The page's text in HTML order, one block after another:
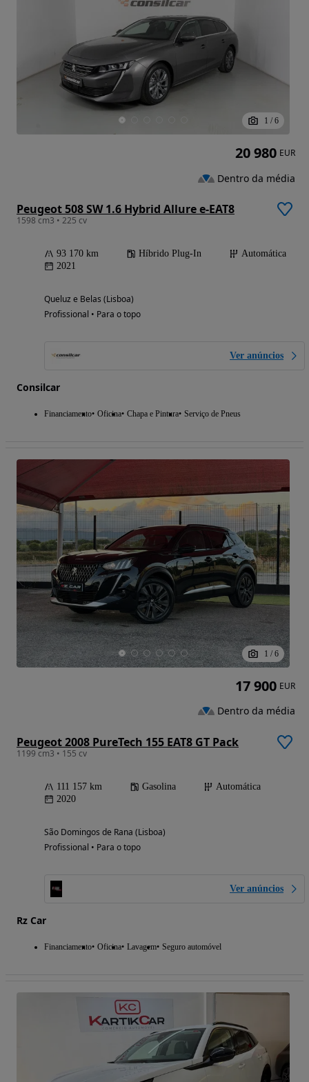
1 / 6
Peugeot 508 SW 1.6 Hybrid Allure e-EAT8
1598 cm3 • 225 cv
93 170 km Híbrido Plug-In
Automática
2021
Queluz e Belas (Lisboa)
Profissional • Para o topo
Ver anúncios
Consilcar
Financiamento Oficina Chapa e Pintura Serviço de Pneus
20 980 EUR
Dentro da média
1 / 6
Peugeot 2008 PureTech 155 EAT8 GT Pack
1199 cm3 • 155 cv
111 157 km Gasolina
Automática
2020
São Domingos de Rana (Lisboa)
Profissional • Para o topo
Ver anúncios
Rz Car
Financiamento Oficina Lavagem Seguro automóvel
17 900 EUR
Dentro da média